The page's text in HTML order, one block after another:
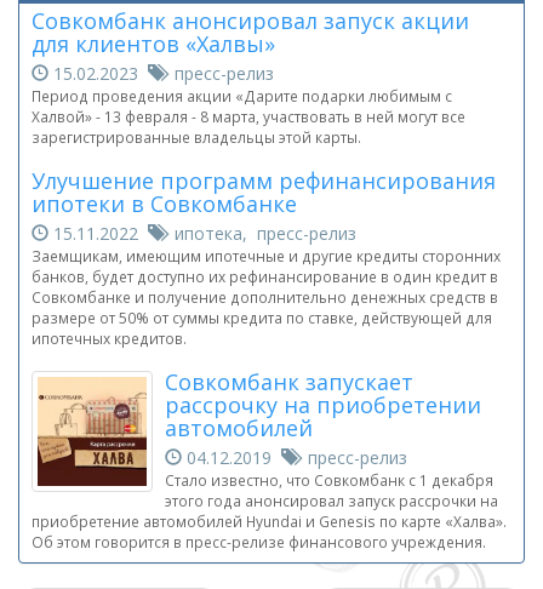
Совкомбанк анонсировал запуск акции
для клиентов «Халвы»
15.02.2023 пресс-релиз
Период проведения акции «Дарите подарки любимым с
Халвой» - 13 февраля - 8 марта, участвовать в ней могут все
зарегистрированные владельцы этой карты.
Улучшение программ рефинансирования
ипотеки в Совкомбанке
15.11.2022 ипотека, пресс-релиз
Заемщикам, имеющим ипотечные и другие кредиты сторонних
банков, будет доступно их рефинансирование в один кредит в
Совкомбанке и получение дополнительно денежных средств в
размере от 50% от суммы кредита по ставке, действующей для
ипотечных кредитов.
Совкомбанк запускает
рассрочку на приобретении
автомобилей
04.12.2019 пресс-релиз
Стало известно, что Совкомбанк с 1 декабря
этого года анонсировал запуск рассрочки на
приобретение автомобилей Hyundai и Genesis по карте «Халва».
Об этом говорится в пресс-релизе финансового учреждения.